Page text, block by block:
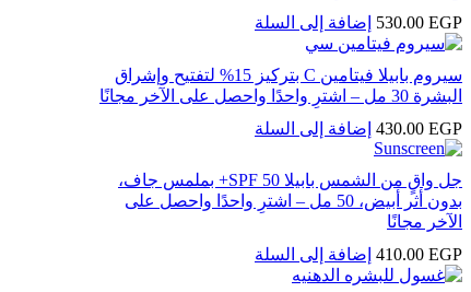
530.00 EGP إضافة إلى السلة
سيروم بابيلا فيتامين C بتركيز 15% لتفتيح وإشراق
البشرة 30 مل – اشترِ واحدًا واحصل على الآخر مجانًا
430.00 EGP إضافة إلى السلة
جل واقٍ من الشمس بابيلا SPF 50+ بملمس جاف،
بدون أثر أبيض، 50 مل – اشترِ واحدًا واحصل على
الآخر مجانًا
410.00 EGP إضافة إلى السلة